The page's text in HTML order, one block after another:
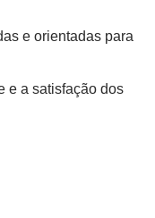
e orientadas para
e a satisfação dos